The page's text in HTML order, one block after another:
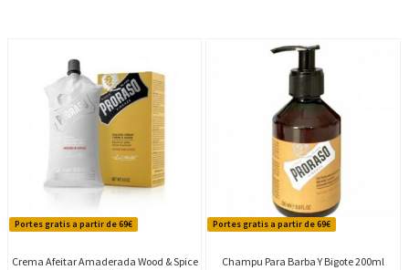
Portes gratis a partir de 69€
Crema Afeitar Amaderada Wood & Spice
Portes gratis a partir de 69€
Champu Para Barba Y Bigote 200ml